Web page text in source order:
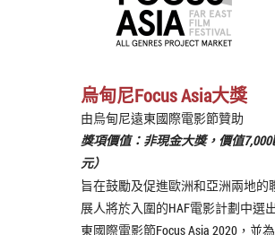
烏甸尼Focus Asia大獎
由烏甸尼遠東國際電影節贊助
獎項價值：非現金大獎，價值7,000
元）
旨在鼓勵及促進歐洲和亞洲兩地的
展人將於入圍的HAF電影計劃中選
東國際電影節Focus Asia 2020，並